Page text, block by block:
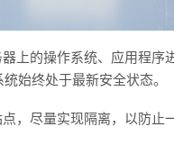
上的操作系统、应用程序
始终处于最新安全状态。
，尽量实现隔离，以防